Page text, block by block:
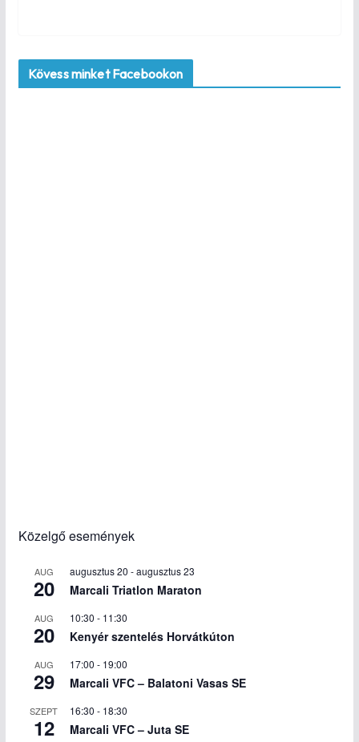
Kövess minket Facebookon
Közelgő események
AUG
20
augusztus 20 -augusztus 23
Marcali Triatlon Maraton
AUG
20
10:30 - 11:30
Kenyér szentelés Horvátkúton
AUG
29
17:00 - 19:00
Marcali VFC – Balatoni Vasas SE
SZEPT
12
16:30 - 18:30
Marcali VFC – Juta SE